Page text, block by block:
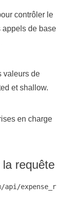
contrôler le
appels de base
valeurs de
et shallow.
en charge
requête
api/